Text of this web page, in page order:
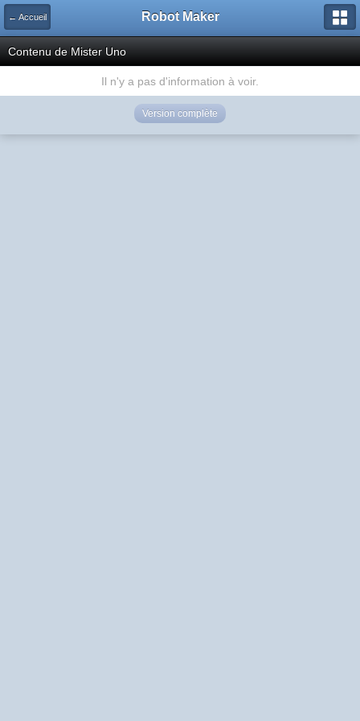
← Accueil Robot Maker
Contenu de Mister Uno
Il n'y a pas d'information à voir.
Version complète